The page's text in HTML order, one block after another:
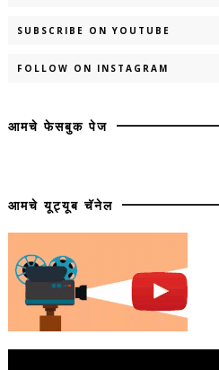
SUBSCRIBE ON YOUTUBE
FOLLOW ON INSTAGRAM
आमचे फेसबुक पेज
आमचे यूट्यूब चॅनेल